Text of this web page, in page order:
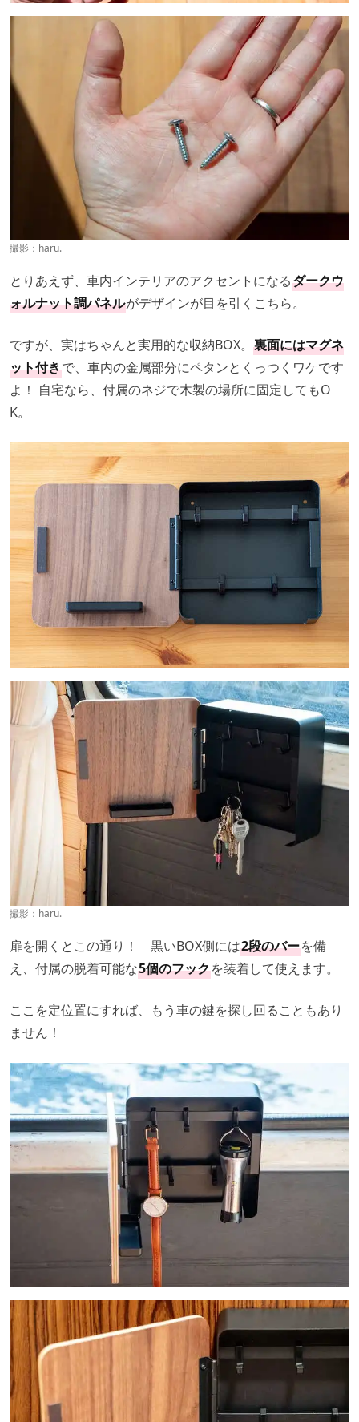
撮影：haru.
とりあえず、車内インテリアのアクセントになるダークウ
ォルナット調パネルがデザインが目を引くこちら。
ですが、実はちゃんと実用的な収納BOX。 裏面にはマグネ
ット付きで、車内の金属部分にペタンとくっつくワケです
よ！ 自宅なら、付属のネジで木製の場所に固定してもO
K。
撮影：haru.
扉を開くとこの通り！ 黒いBOX側には2段のバーを備
え、付属の脱着可能な5個のフックを装着して使えます。
ここを定位置にすれば、もう車の鍵を探し回ることもあり
ません！